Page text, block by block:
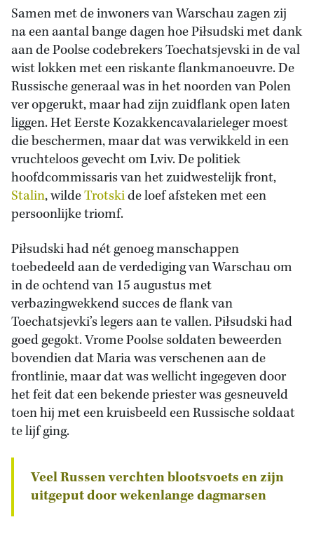
Samen met de inwoners van Warschau zagen zij
na een aantal bange dagen hoe Piłsudski met dank
aan de Poolse codebrekers Toechatsjevski in de val
wist lokken met een riskante flankmanoeuvre. De
Russische generaal was in het noorden van Polen
ver opgerukt, maar had zijn zuidflank open laten
liggen. Het Eerste Kozakkencavalarieleger moest
die beschermen, maar dat was verwikkeld in een
vruchteloos gevecht om Lviv. De politiek
hoofdcommissaris van het zuidwestelijk front,
Stalin, wildeTrotskide loef afsteken met een
persoonlijke triomf.
Piłsudski had nét genoeg manschappen
toebedeeld aan de verdediging van Warschau om
in de ochtend van 15 augustus met
verbazingwekkend succes de flank van
Toechatsjevki’s legers aan te vallen. Piłsudski had
goed gegokt. Vrome Poolse soldaten beweerden
bovendien dat Maria was verschenen aan de
frontlinie, maar dat was wellicht ingegeven door
het feit dat een bekende priester was gesneuveld
toen hij met een kruisbeeld een Russische soldaat
te lijf ging.
Veel Russen verchten blootsvoets en zijn
uitgeput door wekenlange dagmarsen